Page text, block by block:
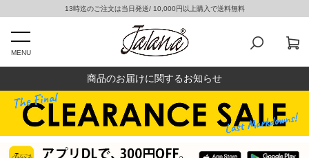
13時迄のご注文は当日発送/ 10,000円以上購入で送料無料
MENU
商品のお届けに関するお知らせ